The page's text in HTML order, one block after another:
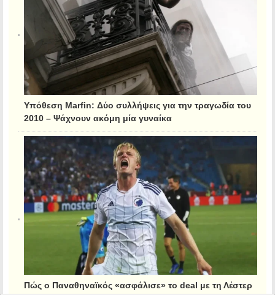
Υπόθεση Marfin: Δύο συλλήψεις για την τραγωδία του
2010 – Ψάχνουν ακόμη μία γυναίκα
Πώς ο Παναθηναϊκός «ασφάλισε» το deal με τη Λέστερ